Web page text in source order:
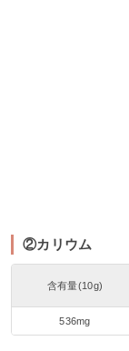
②カリウム
含有量(10g)
536mg